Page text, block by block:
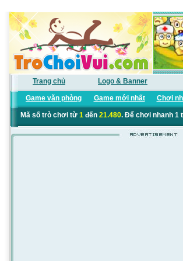
Trang chủ Logo & Banner
Game văn phòng Game mới nhất Chơi
Mã số trò chơi từ 1đến 21.480. Để chơi nhanh 1